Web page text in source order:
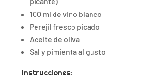
100 ml de vino blanco
Perejil fresco picado
Aceite de oliva
Sal y pimienta al gusto
Instrucciones: